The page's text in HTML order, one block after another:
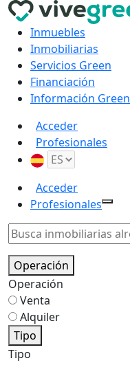
Inmuebles
Inmobiliarias
Servicios Green
Financiación
Información Green
Acceder
Profesionales
Acceder
Profesionales
Operación
Operación
Venta
Alquiler
Tipo
Tipo